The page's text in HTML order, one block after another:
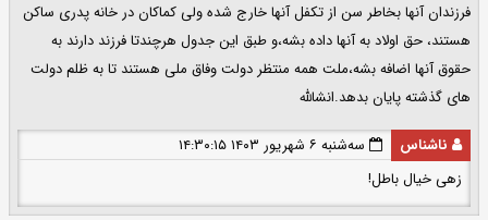
فرزندان آنها بخاطر سن از تکفل آنها خارج شده ولی کماکان در خانه پدری ساکن
هستند، حق اولاد به آنها داده بشه،و طبق این جدول هرچندتا فرزند دارند به
حقوق آنها اضافه بشه،ملت همه منتظر دولت وفاق ملی هستند تا به ظلم دولت
های گذشته پایان بدهد.انشالله
ناشناس
سه‌شنبه ۶ شهریور ۱۴۰۳ ۱۴:۳۰:۱۵
زهی خیال باطل!